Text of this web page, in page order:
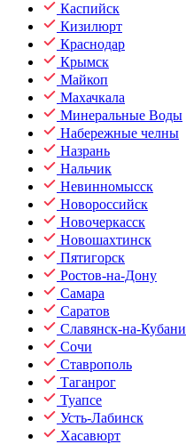
Каспийск
Кизилюрт
Краснодар
Крымск
Майкоп
Махачкала
Минеральные Воды
Набережные челны
Назрань
Нальчик
Невинномысск
Новороссийск
Новочеркасск
Новошахтинск
Пятигорск
Ростов-на-Дону
Самара
Саратов
Славянск-на-Кубани
Сочи
Ставрополь
Таганрог
Туапсе
Усть-Лабинск
Хасавюрт